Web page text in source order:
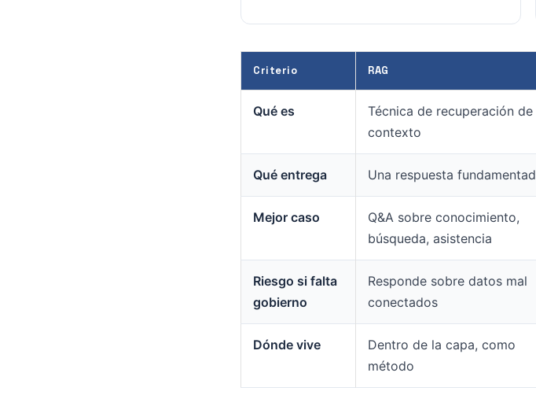
Criterio RAG
Qué es
Técnica de recuperación de
contexto
Qué entrega Una respuesta
Mejor caso
Q&A sobre conocimiento,
búsqueda, asistencia
Riesgo si falta
gobierno
Responde sobre datos mal
conectados
Dónde vive
Dentro de la capa, como
método